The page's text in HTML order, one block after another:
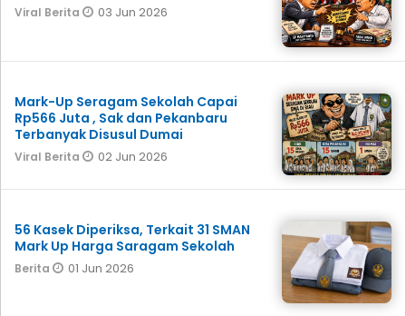
Viral Berita 03 Jun 2026
Mark-Up Seragam Sekolah Capai
Rp566 Juta , Sak dan Pekanbaru
Terbanyak Disusul Dumai
Viral Berita 02 Jun 2026
56 Kasek Diperiksa, Terkait 31 SMAN
Mark Up Harga Saragam Sekolah
Berita 01 Jun 2026